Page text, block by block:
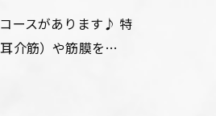
ースがあります♪ 特
介筋）や筋膜を…